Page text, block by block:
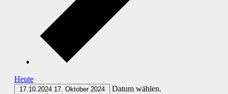
Heute
17.10.2024 17. Oktober 2024 Datum wählen.